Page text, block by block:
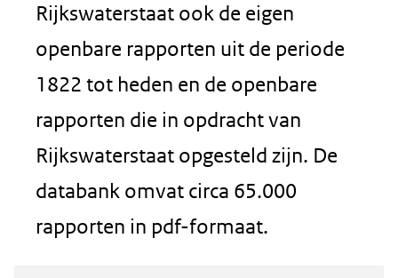
Rijkswaterstaat ook de eigen
openbare rapporten uit de periode
1822 tot heden en de openbare
rapporten die in opdracht van
Rijkswaterstaat opgesteld zijn. De
databank omvat circa 65.000
rapporten in pdf-formaat.